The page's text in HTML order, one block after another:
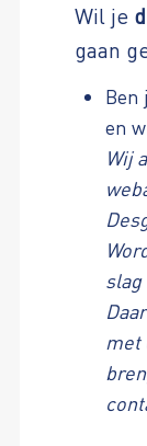
Wil je
gaan
Ben
en
Wij
slag
met